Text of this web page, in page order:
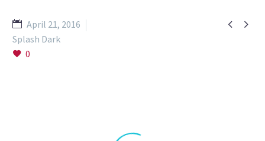
 
April 21, 2016
Splash Dark
0